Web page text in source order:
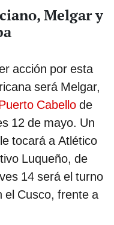
Melgar y
acción por esta
será Melgar,
Cabello de
12 de mayo. Un
tocará a Atlético
Luqueño, de
14 será el turno
el Cusco, frente a